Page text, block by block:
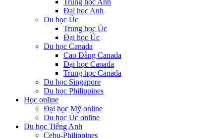
Trung học Anh
Đại học Anh
Du học Úc
Trung học Úc
Đại học Úc
Du học Canada
Cao Đẵng Canada
Đại học Canada
Trung học Canada
Du học Singapore
Du học Philippines
Học online
Đại học Mỹ online
Du học Úc online
Du học Tiếng Anh
Cebu-Philippines